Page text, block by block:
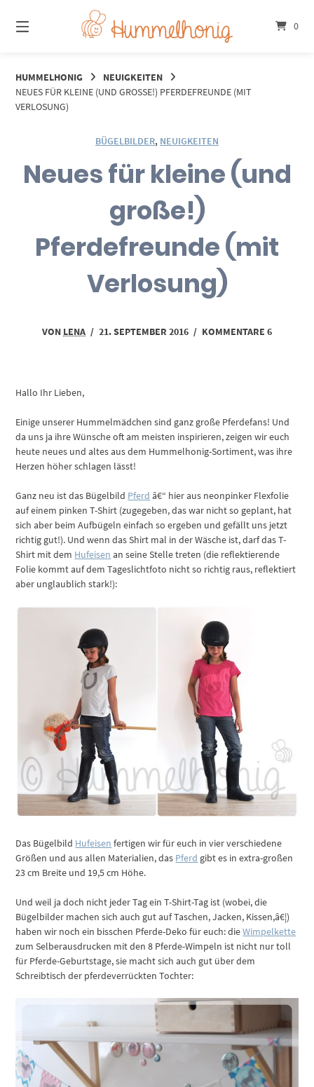
zum
Inhalt
0
HUMMELHONIG
NEUIGKEITEN
NEUES FÜR KLEINE (UND GROSSE!) PFERDEFREUNDE (MIT V
ERLOSUNG)
BÜGELBILDER, NEUIGKEITEN
Neues für kleine (und
große!)
Pferdefreunde (mit
Verlosung)
VON LENA / 21. SEPTEMBER 2016 / KOMMENTARE 6
Hallo Ihr Lieben,
Einige unserer Hummelmädchen sind ganz große Pferdefans! Und
da uns ja ihre Wünsche oft am meisten inspirieren, zeigen wir euch
heute neues und altes aus dem Hummelhonig-Sortiment, was ihre
Herzen höher schlagen lässt!
Ganz neu ist das Bügelbild Pferd â€“ hier aus neonpinker Flexfolie
auf einem pinken T-Shirt (zugegeben, das war nicht so geplant, hat
sich aber beim Aufbügeln einfach so ergeben und gefällt uns jetzt
richtig gut!). Und wenn das Shirt mal in der Wäsche ist, darf das T-
Shirt mit dem Hufeisen an seine Stelle treten (die reflektierende
Folie kommt auf dem Tageslichtfoto nicht so richtig raus, reflektiert
aber unglaublich stark!):
Das Bügelbild Hufeisen fertigen wir für euch in vier verschiedene
Größen und aus allen Materialien, das Pferd gibt es in extra-großen
23 cm Breite und 19,5 cm Höhe.
Und weil ja doch nicht jeder Tag ein T-Shirt-Tag ist (wobei, die
Bügelbilder machen sich auch gut auf Taschen, Jacken, Kissen,â€¦)
haben wir noch ein bisschen Pferde-Deko für euch: dieWimpelkette
zum Selberausdrucken mit den 8 Pferde-Wimpeln ist nicht nur toll
für Pferde-Geburtstage, sie macht sich auch gut über dem
Schreibtisch der pferdeverrückten Tochter: